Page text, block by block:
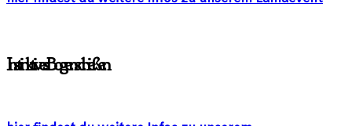
Instinktives Bogenschießen